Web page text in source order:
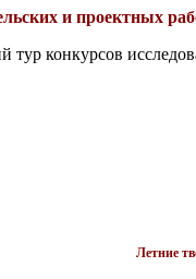
и проектных
конкурсов
Летние